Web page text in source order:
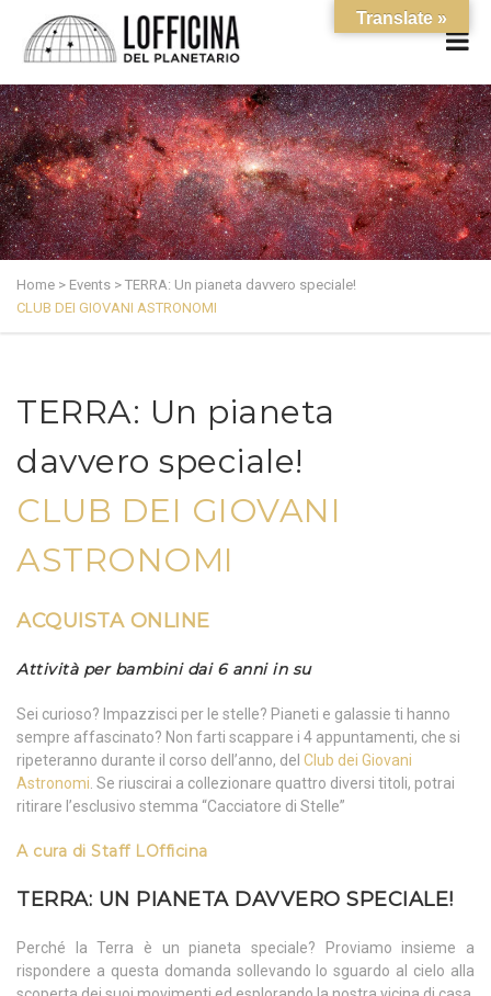
Home > Events > TERRA: Un pianeta davvero speciale!
CLUB DEI GIOVANI ASTRONOMI
TERRA: Un pianeta
davvero speciale!
CLUB DEI GIOVANI
ASTRONOMI
ACQUISTA ONLINE
Attività per bambini dai 6 anni in su
Sei curioso? Impazzisci per le stelle? Pianeti e galassie ti hanno
sempre affascinato? Non farti scappare i 4 appuntamenti, che si
ripeteranno durante il corso dell’anno, del Club dei Giovani
Astronomi . Se riuscirai a collezionare quattro diversi titoli, potrai
ritirare l’esclusivo stemma “Cacciatore di Stelle”
A cura di Staff LOfficina
TERRA: UN PIANETA DAVVERO SPECIALE!
Perché la Terra è un pianeta speciale? Proviamo insieme a
rispondere a questa domanda sollevando lo sguardo al cielo alla
Translate »